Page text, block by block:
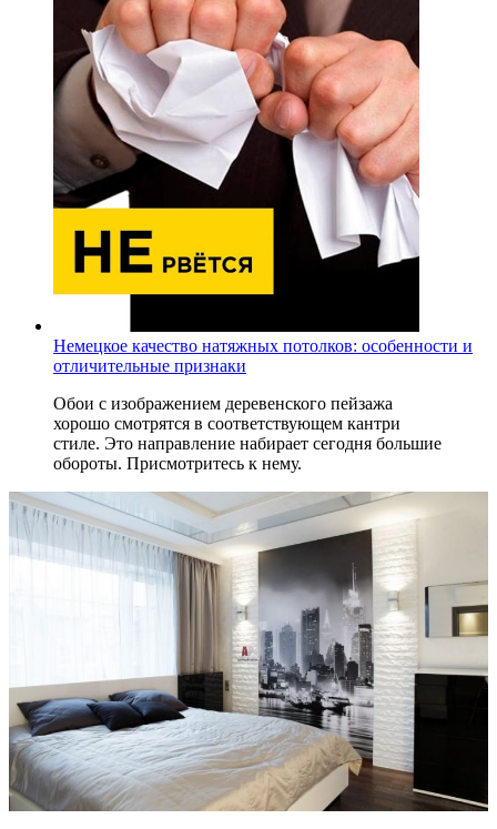
Немецкое качество натяжных потолков: особенности и
отличительные признаки
Обои с изображением деревенского пейзажа
хорошо смотрятся в соответствующем кантри
стиле. Это направление набирает сегодня большие
обороты. Присмотритесь к нему.